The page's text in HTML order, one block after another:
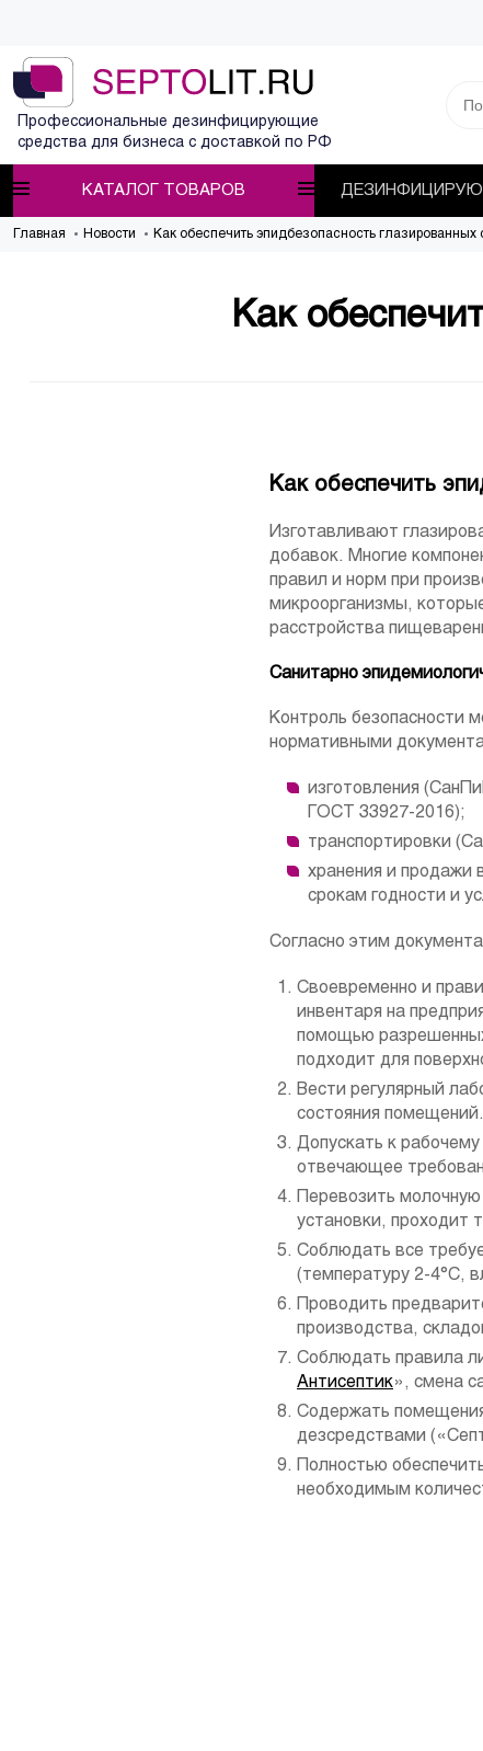
Профессиональные дезинфицирующие
средства для бизнеса с доставкой по РФ
КАТАЛОГ ТОВАРОВ
Главная Новости Как обеспечить эпидбезопасность глазированных
Как
Как обеспечить
Изготавливают
добавок. Многие
правил и норм при
микроорганизмы,
расстройства
Санитарно
Контроль безопасности
нормативными
изготовления
ГОСТ 33927-2016);
транспортировки
хранения и продажи
срокам годности и
Согласно этим
Своевременно и
инвентаря на
помощью
подходит для
Вести регулярный
состояния помещений.
Допускать к
отвечающее
Перевозить
установки, проходит
Соблюдать все
(температуру 2-4°C,
Проводить
производства,
Соблюдать правила
Антисептик», смена
Содержать
дезсредствами
Полностью
необходимым